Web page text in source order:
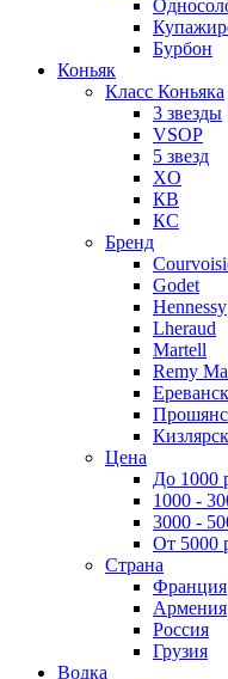
Бурбон
Коньяк
Класс Коньяка
3 звезды
VSOP
5 звезд
XO
КВ
КС
Бренд
Godet
Hennessy
Lheraud
Martell
Remy
Цена
До 1000
1000 -
3000 -
От 5000
Страна
Франция
Армения
Россия
Грузия
Водка